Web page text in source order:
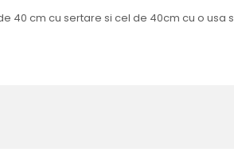
cm cu sertare si cel de 40cm cu o